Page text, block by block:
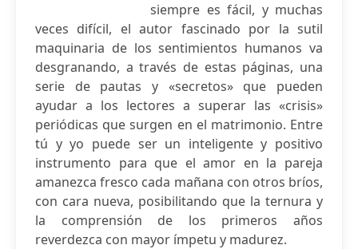
siempre es fácil, y muchas
veces difícil, el autor fascinado por la sutil
maquinaria de los sentimientos humanos va
desgranando, a través de estas páginas, una
serie de pautas y «secretos» que pueden
ayudar a los lectores a superar las «crisis»
periódicas que surgen en el matrimonio. Entre
tú y yo puede ser un inteligente y positivo
instrumento para que el amor en la pareja
amanezca fresco cada mañana con otros bríos,
con cara nueva, posibilitando que la ternura y
la comprensión de los primeros años
reverdezca con mayor ímpetu y madurez.